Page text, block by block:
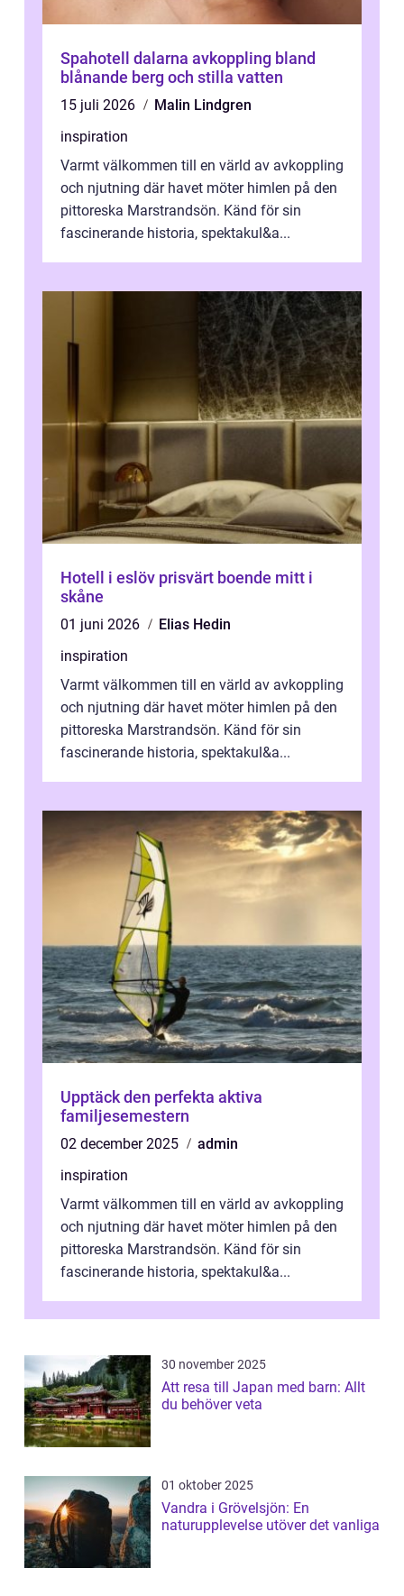
Spahotell dalarna avkoppling bland
blånande berg och stilla vatten
15 juli 2026
Malin Lindgren
inspiration
Varmt välkommen till en värld av avkoppling
och njutning där havet möter himlen på den
pittoreska Marstrandsön. Känd för sin
fascinerande historia, spektakul&a...
Hotell i eslöv prisvärt boende mitt i
skåne
01 juni 2026
Elias Hedin
inspiration
Varmt välkommen till en värld av avkoppling
och njutning där havet möter himlen på den
pittoreska Marstrandsön. Känd för sin
fascinerande historia, spektakul&a...
Upptäck den perfekta aktiva
familjesemestern
02 december 2025
admin
inspiration
Varmt välkommen till en värld av avkoppling
och njutning där havet möter himlen på den
pittoreska Marstrandsön. Känd för sin
fascinerande historia, spektakul&a...
30 november 2025
Att resa till Japan med barn: Allt
du behöver veta
01 oktober 2025
Vandra i Grövelsjön: En
naturupplevelse utöver det vanliga